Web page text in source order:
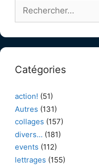
Catégories
action! (51)
Autres (131)
collages (157)
divers… (181)
events (112)
lettrages (155)